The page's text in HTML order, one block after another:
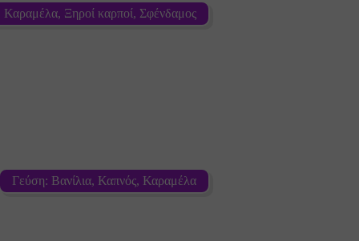
Ξηροί καρποί, Σφένδαμος
Γεύση: Βανίλια, Καπνός, Καραμέλα